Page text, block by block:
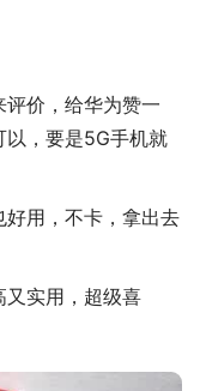
价，给华为赞一
以，要是5G手机就
用，不卡，拿出去
又实用，超级喜